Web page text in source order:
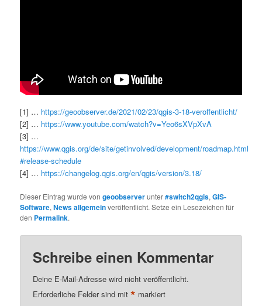
[1] … https://geoobserver.de/2021/02/23/qgis-3-18-veroffentlicht/
[2] … https://www.youtube.com/watch?v=Yeo6sXVpXvA
[3] …
https://www.qgis.org/de/site/getinvolved/development/roadmap.html
#release-schedule
[4] … https://changelog.qgis.org/en/qgis/version/3.18/
Dieser Eintrag wurde vongeoobserverunter#switch2qgis,GIS-
Software,News allgemeinveröffentlicht. Setze ein Lesezeichen für
den Permalink.
Schreibe einen Kommentar
Deine E-Mail-Adresse wird nicht veröffentlicht.
Erforderliche Felder sind mit* markiert